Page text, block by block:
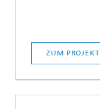
ZUM PROJEKT